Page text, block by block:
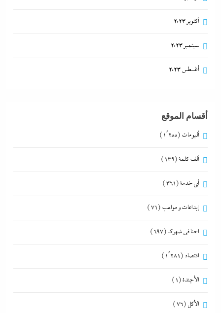
أكتوبر 2023
سبتمبر 2023
أغسطس 2023
أقسام الموقع
ألبومات (1٬255)
ألف كلمة(139)
أي خدمة(361)
إبداعات و مواهب (71)
احنا في ضهرك (697)
اقتصاد (1٬281)
الأجندة(1)
الأكل (76)